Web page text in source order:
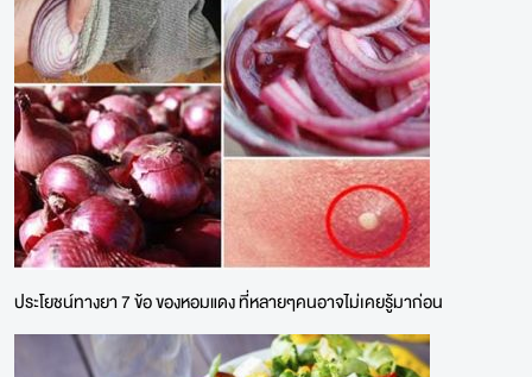
ประโยชน์ทางยา 7 ข้อ ของหอมแดง ที่หลายๆคนอาจไม่เคยรู้มาก่อน